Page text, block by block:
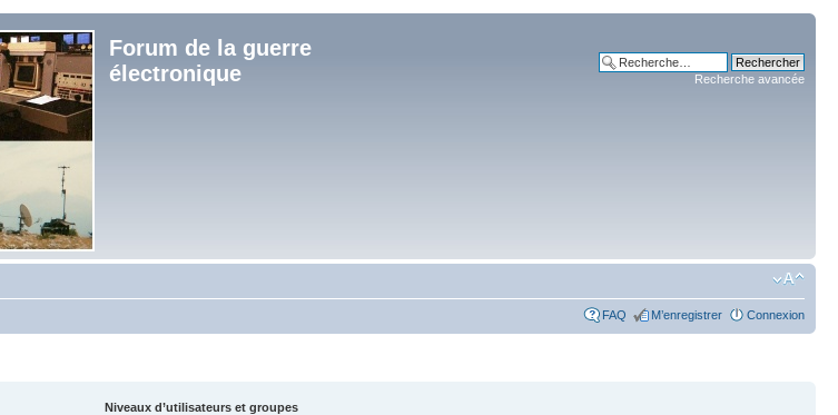
Forum de la guerre
électronique
Recherche avancée
FAQ M’enregistrer Connexion
Niveaux d’utilisateurs et groupes